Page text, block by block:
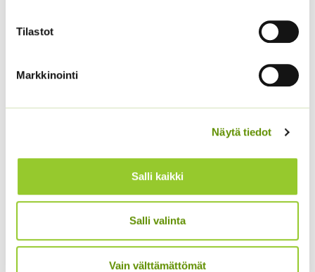
Tilastot
Markkinointi
Näytä tiedot
Salli kaikki
Salli valinta
Vain välttämättömät
24,90 Sisältää arvonlisäveron
Italia 50 g
5,90€ Sisältää arvonlisäveron